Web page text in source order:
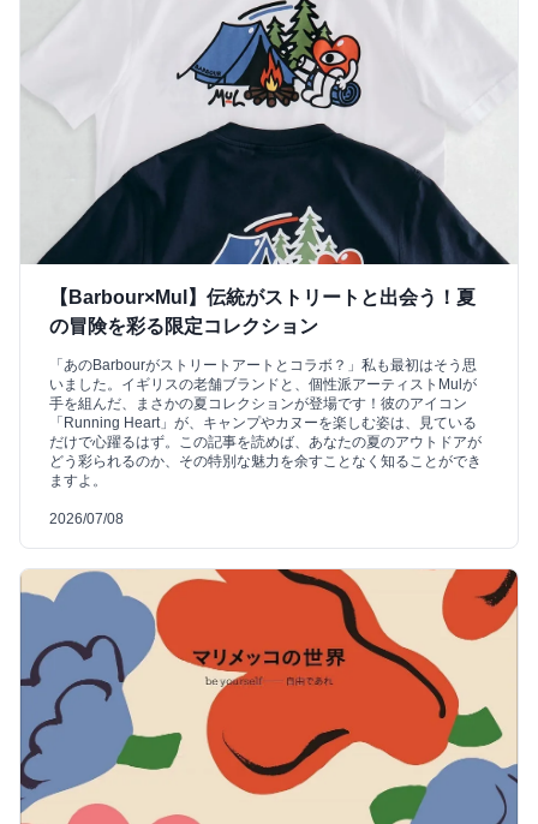
【Barbour×Mul】伝統がストリートと出会う！夏
の冒険を彩る限定コレクション
「あのBarbourがストリートアートとコラボ？」私も最初はそう思
いました。イギリスの老舗ブランドと、個性派アーティストMulが
手を組んだ、まさかの夏コレクションが登場です！彼のアイコン
「Running Heart」が、キャンプやカヌーを楽しむ姿は、見ている
だけで心躍るはず。この記事を読めば、あなたの夏のアウトドアが
どう彩られるのか、その特別な魅力を余すことなく知ることができ
ますよ。
2026/07/08